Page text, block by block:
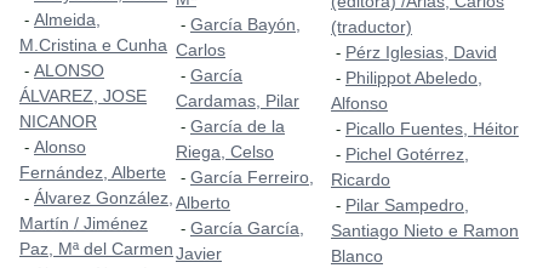
- Almeida,
M.Cristina e Cunha
- ALONSO
ÁLVAREZ, JOSE
NICANOR
- Alonso
Fernández, Alberte
- Álvarez González,
Martín / Jiménez
Paz, Mª del Carmen
- García Bayón,
Carlos
- García
Cardamas, Pilar
- García de la
Riega, Celso
- García Ferreiro,
Alberto
- García García,
Javier
(traductor)
- Pérz Iglesias, David
- Philippot Abeledo,
Alfonso
- Picallo Fuentes, Héitor
- Pichel Gotérrez,
Ricardo
- Pilar Sampedro,
Santiago Nieto e Ramon
Blanco